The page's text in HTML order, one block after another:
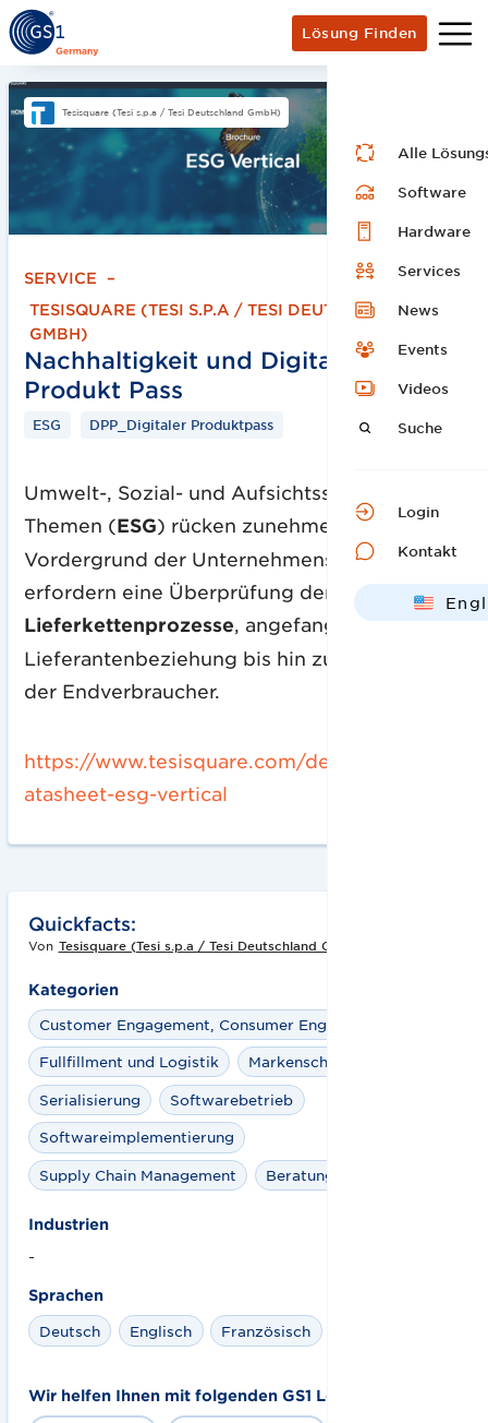
Lösung Finden
Alle
Software
Hardware
Services
News
Events
Videos
Suche
Login
Kontakt
Tesisquare (Tesi s.p.a / Tesi Deutschland GmbH)
SERVICE –
TESISQUARE (TESI S.P.A / TESI DEUTSCHLAND
GMBH)
Nachhaltigkeit und Digitaler
Produkt Pass
ESG DPP_Digitaler Produktpass
Umwelt-, Sozial- und Aufsichtsstruktur-
Themen (ESG) rücken zunehmend in den
Vordergrund der Unternehmensführung und
erfordern eine Überprüfung der wichtigsten
Lieferkettenprozesse, angefangen bei der
Lieferantenbeziehung bis hin zur Einbindung
der Endverbraucher.
https://www.tesisquare.com/de/brochures/d
atasheet-esg-vertical
Quickfacts:
Von Tesisquare (Tesi s.p.a / Tesi Deutschland GmbH)
Kategorien
Customer Engagement, Consumer Engagement
Fullfillment und Logistik Markenschutz
Serialisierung Softwarebetrieb
Softwareimplementierung
Supply Chain Management Beratung
Industrien
-
Sprachen
Deutsch
Englisch Französisch
Wir helfen Ihnen mit folgenden GS1 Lösungen: